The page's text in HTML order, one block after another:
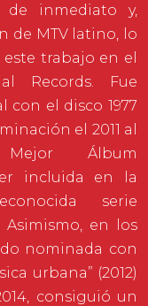
inmediato y,
de MTV latino, lo
trabajo en el
Records. Fue
el disco 1977
el 2011 al
Álbum
incluida en la
serie
Asimismo, en los
nominada con
urbana” (2012)
consiguió un